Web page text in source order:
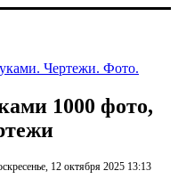
Чертежи. Фото.
1000 фото,
12 октября 2025 13:13